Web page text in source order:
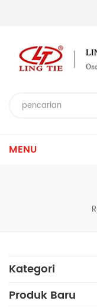
MENU
Kategori
Produk Baru